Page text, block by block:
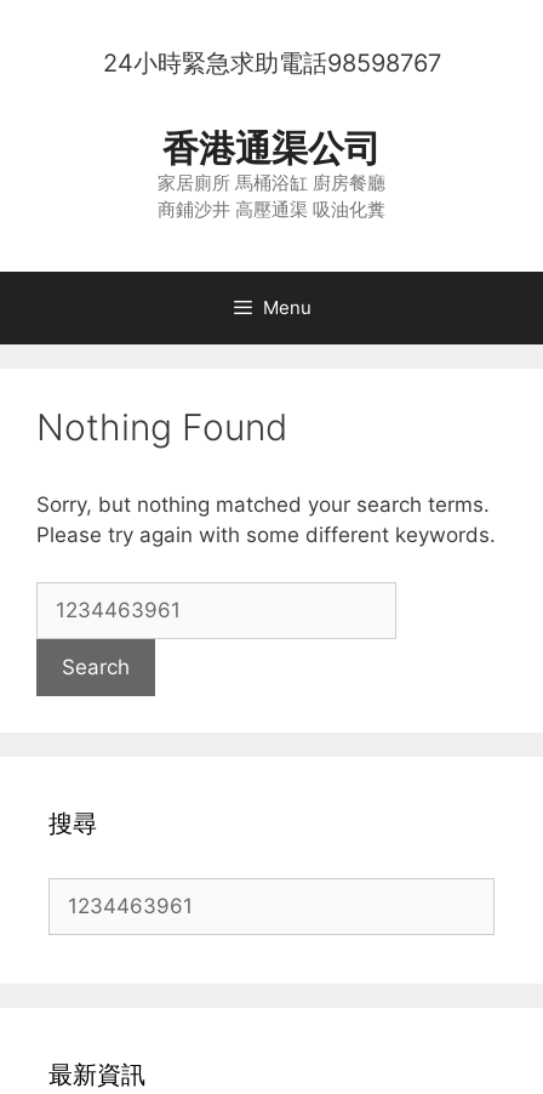
24小時緊急求助電話98598767
香港通渠公司
家居廁所 馬桶浴缸 廚房餐廳
商鋪沙井 高壓通渠 吸油化糞
Menu
Nothing Found
Sorry, but nothing matched your search terms.
Please try again with some different keywords.
for:
搜尋
for:
最新資訊